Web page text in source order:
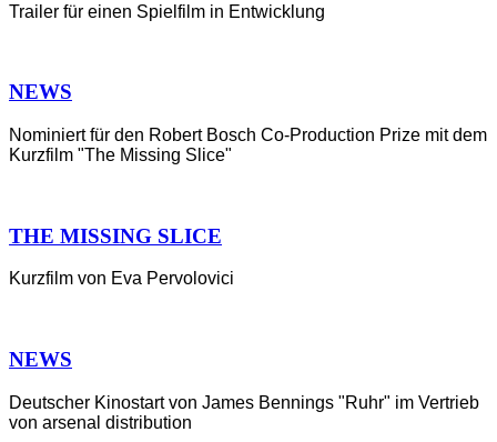
Trailer für einen Spielfilm in Entwicklung
NEWS
Nominiert für den Robert Bosch Co-Production Prize mit dem
Kurzfilm "The Missing Slice"
THE MISSING SLICE
Kurzfilm von Eva Pervolovici
NEWS
Deutscher Kinostart von James Bennings "Ruhr" im Vertrieb
von arsenal distribution